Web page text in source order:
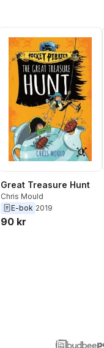
Great Treasure Hunt
Chris Mould
E-bok 2019
90 kr